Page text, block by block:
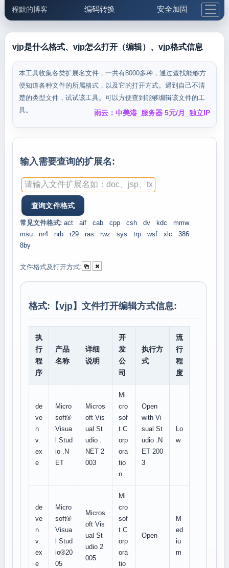
程默的博客 编码转换 安全加固
邮件工具 生活便民 更多工具
5.1支付宝大红包
vjp是什么格式、vjp怎么打开（编辑）、vjp格式信息
本工具收集各类扩展名文件，一共有8000多种，通过查找能够方
便知道各种文件的所属格式，以及它的打开方式。遇到自己不清
楚的类型文件，试试该工具。可以方便查到能够编辑该文件的工
具。
雨云：中美港_服务器 5元/月_独立IP
输入需要查询的扩展名:
常见文件格式: act aif cab cpp csh dv kdc
mmw
msu
nr4 nrb r29 ras rwz sys trp wsf xlc
386
8by
文件格式及打开方式:
格式:【vjp】文件打开编辑方式信息:
执
行
程
序
产品
名称
详细
说明
开
发
公
司
执行方
式
流
行
程
度
de
ve
n
v.
ex
e
Micro
soft®
Visua
l Stud
io .N
ET
Micros
oft Vis
ual St
udio .
NET 2
003
Mi
cro
sof
t C
orp
ora
tio
n
Open
with Vi
sual St
udio .N
ET 200
3
Lo
w
de
ve
n
v.
ex
e
Micro
soft®
Visua
l Stud
io®20
05
Micros
oft Vis
ual St
udio 2
005
Mi
cro
sof
t C
orp
ora
tio
Open
M
ed
iu
m